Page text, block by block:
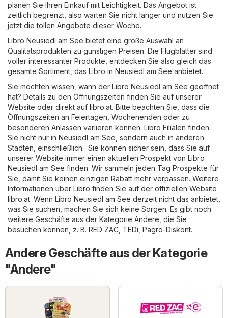
planen Sie Ihren Einkauf mit Leichtigkeit. Das Angebot ist
zeitlich begrenzt, also warten Sie nicht länger und nutzen Sie
jetzt die tollen Angebote dieser Woche.
Libro Neusiedl am See bietet eine große Auswahl an
Qualitätsprodukten zu günstigen Preisen. Die Flugblätter sind
voller interessanter Produkte, entdecken Sie also gleich das
gesamte Sortiment, das Libro in Neusiedl am See anbietet.
Sie möchten wissen, wann der Libro Neusiedl am See geöffnet
hat? Details zu den Öffnungszeiten finden Sie auf unserer
Website oder direkt auf libro.at. Bitte beachten Sie, dass die
Öffnungszeiten an Feiertagen, Wochenenden oder zu
besonderen Anlässen variieren können. Libro Filialen finden
Sie nicht nur in Neusiedl am See, sondern auch in anderen
Städten, einschließlich . Sie können sicher sein, dass Sie auf
unserer Website immer einen aktuellen Prospekt von Libro
Neusiedl am See finden. Wir sammeln jeden Tag Prospekte für
Sie, damit Sie keinen einzigen Rabatt mehr verpassen. Weitere
Informationen über Libro finden Sie auf der offiziellen Website
libro.at. Wenn Libro Neusiedl am See derzeit nicht das anbietet,
was Sie suchen, machen Sie sich keine Sorgen. Es gibt noch
weitere Geschäfte aus der Kategorie Andere , die Sie
besuchen können, z. B. RED ZAC TEDi Pagro-Diskont.
Andere Geschäfte aus der Kategorie
"Andere"